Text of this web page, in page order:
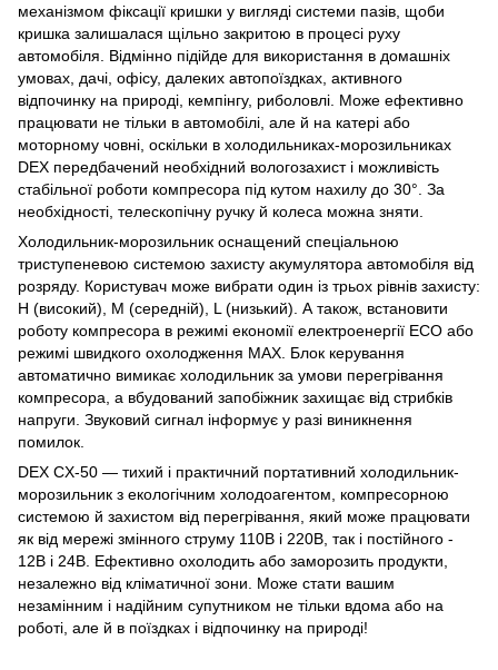
механізмом фіксації кришки у вигляді системи пазів, щоби
кришка залишалася щільно закритою в процесі руху
автомобіля. Відмінно підійде для використання в домашніх
умовах, дачі, офісу, далеких автопоїздках, активного
відпочинку на природі, кемпінгу, риболовлі. Може ефективно
працювати не тільки в автомобілі, але й на катері або
моторному човні, оскільки в холодильниках-морозильниках
DEX передбачений необхідний вологозахист і можливість
стабільної роботи компресора під кутом нахилу до 30°. За
необхідності, телескопічну ручку й колеса можна зняти.
Холодильник-морозильник оснащений спеціальною
триступеневою системою захисту акумулятора автомобіля від
розряду. Користувач може вибрати один із трьох рівнів захисту:
H (високий), М (середній), L (низький). А також, встановити
роботу компресора в режимі економії електроенергії ECO або
режимі швидкого охолодження MAX. Блок керування
автоматично вимикає холодильник за умови перегрівання
компресора, а вбудований запобіжник захищає від стрибків
напруги. Звуковий сигнал інформує у разі виникнення
помилок.
DEX CX-50 — тихий і практичний портативний холодильник-
морозильник з екологічним холодоагентом, компресорною
системою й захистом від перегрівання, який може працювати
як від мережі змінного струму 110В і 220В, так і постійного -
12В і 24В. Ефективно охолодить або заморозить продукти,
незалежно від кліматичної зони. Може стати вашим
незамінним і надійним супутником не тільки вдома або на
роботі, але й в поїздках і відпочинку на природі!